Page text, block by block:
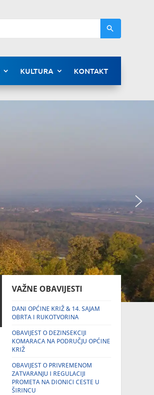
KULTURA KONTAKT
VAŽNE OBAVIJESTI
DANI OPĆINE KRIŽ & 14. SAJAM
OBRTA I RUKOTVORINA
OBAVIJEST O DEZINSEKCIJI
KOMARACA NA PODRUČJU OPĆINE
KRIŽ
OBAVIJEST O PRIVREMENOM
ZATVARANJU I REGULACIJI
PROMETA NA DIONICI CESTE U
ŠIRINCU